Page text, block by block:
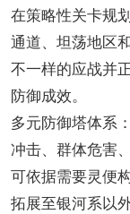
在策略性关卡规
通道、坦荡地区
不一样的应战并
防御成效。
多元防御塔体系
冲击、群体危害
可依据需要灵便
拓展至银河系以